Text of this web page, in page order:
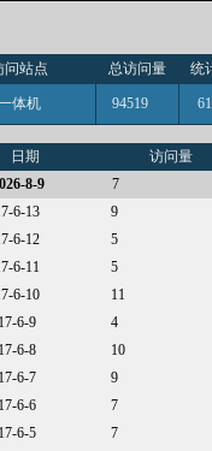
问站点 总访问量 统
体机 94519
日期
访问量
8-9
7
6-13
9
6-12
5
6-11
5
6-10
11
6-9
4
6-8
10
6-7
9
6-6
7
6-5
7